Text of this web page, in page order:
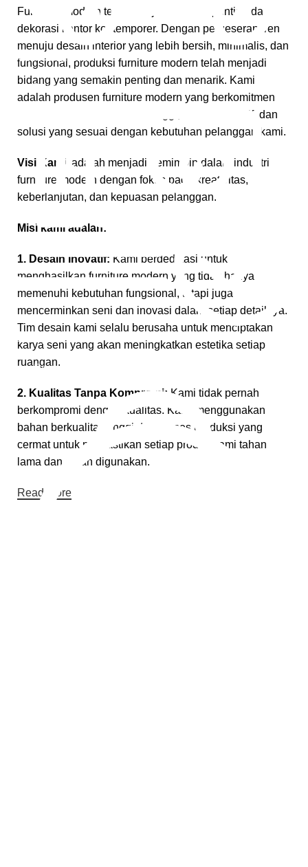
Furniture modern telah menjadi elemen penting dalam
dekorasi kantor kontemporer. Dengan pergeseran tren
menuju desain interior yang lebih bersih, minimalis, dan
fungsional, produksi furniture modern telah menjadi
bidang yang semakin penting dan menarik. Kami
adalah produsen furniture modern yang berkomitmen
untuk memberikan kualitas tinggi, desain inovatif, dan
solusi yang sesuai dengan kebutuhan pelanggan kami.
Visi Kami adalah menjadi pemimpin dalam industri
furniture modern dengan fokus pada kreativitas,
keberlanjutan, dan kepuasan pelanggan.
Misi kami adalah:
1. Desain Inovatif: Kami berdedikasi untuk
menghasilkan furniture modern yang tidak hanya
memenuhi kebutuhan fungsional, tetapi juga
mencerminkan seni dan inovasi dalam setiap detailnya.
Tim desain kami selalu berusaha untuk menciptakan
karya seni yang akan meningkatkan estetika setiap
ruangan.
2. Kualitas Tanpa Kompromi: Kami tidak pernah
berkompromi dengan kualitas. Kami menggunakan
bahan berkualitas tinggi dan proses produksi yang
cermat untuk memastikan setiap produk kami tahan
lama dan aman digunakan.
Read More
Gratis Pengiriman
*Snk Berlaku
Pembayaran Online
Cara Pembayaran